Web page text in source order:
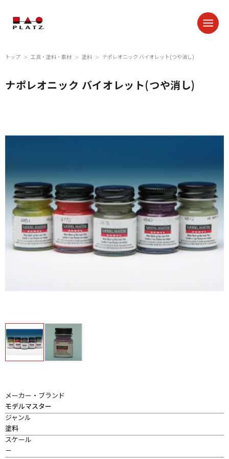
トップ ＞ 工具・塗料・素材 ＞ 塗料 ＞ ナポレオニック バイオレット(つや消し)
ナポレオニック バイオレット(つや消し)
メーカー・ブランド
モデルマスター
ジャンル
塗料
スケール
－